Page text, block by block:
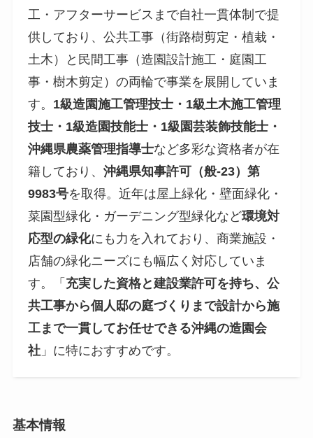
工・アフターサービスまで自社一貫体制で提
供しており、公共工事（街路樹剪定・植栽・
土木）と民間工事（造園設計施工・庭園工
事・樹木剪定）の両輪で事業を展開していま
す。 1級造園施工管理技士・1級土木施工管理
技士・1級造園技能士・1級園芸装飾技能士・
沖縄県農薬管理指導士など多彩な資格者が在
籍しており、沖縄県知事許可（般-23）第
9983号を取得。近年は屋上緑化・壁面緑化・
菜園型緑化・ガーデニング型緑化など環境対
応型の緑化にも力を入れており、商業施設・
店舗の緑化ニーズにも幅広く対応していま
す。「 充実した資格と建設業許可を持ち、公
共工事から個人邸の庭づくりまで設計から施
工まで一貫してお任せできる沖縄の造園会
社 」に特におすすめです。
基本情報